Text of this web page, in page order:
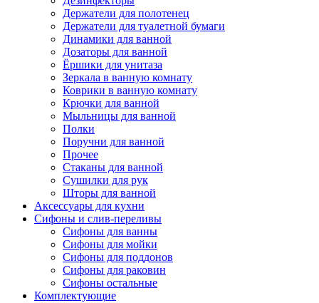
Держатели для полотенец
Держатели для туалетной бумаги
Динамики для ванной
Дозаторы для ванной
Ёршики для унитаза
Зеркала в ванную комнату
Коврики в ванную комнату
Крючки для ванной
Мыльницы для ванной
Полки
Поручни для ванной
Прочее
Стаканы для ванной
Сушилки для рук
Шторы для ванной
Аксессуары для кухни
Сифоны и слив-переливы
Сифоны для ванны
Сифоны для мойки
Сифоны для поддонов
Сифоны для раковин
Сифоны остальные
Комплектующие